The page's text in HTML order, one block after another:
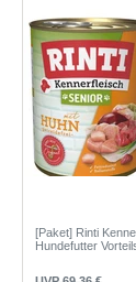
[Paket] Rinti
Hundefutter